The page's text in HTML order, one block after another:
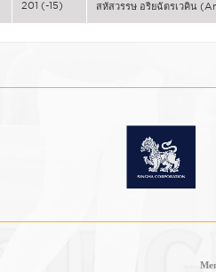
201 (-15) สหัสวรรษ อริยฉัตรเวคิน